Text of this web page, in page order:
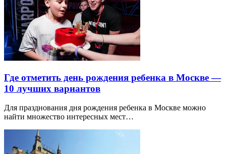
Где отметить день рождения ребенка в Москве —
10 лучших вариантов
Для празднования дня рождения ребенка в Москве можно
найти множество интересных мест…